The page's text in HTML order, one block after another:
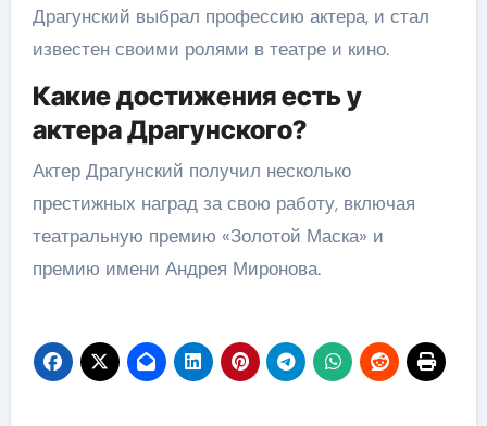
Драгунский выбрал профессию актера, и стал
известен своими ролями в театре и кино.
Какие достижения есть у
актера Драгунского?
Актер Драгунский получил несколько
престижных наград за свою работу, включая
театральную премию «Золотой Маска» и
премию имени Андрея Миронова.